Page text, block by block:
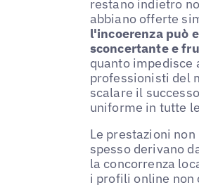
restano indietro
abbiano offerte
l'incoerenza può
sconcertante e
quanto impedisce
professionisti del
scalare il
uniforme in tutte
Le prestazioni
spesso derivano
la concorrenza
i profili online non